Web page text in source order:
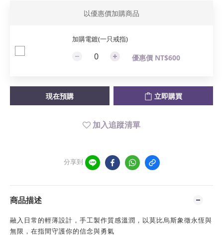
以優惠價加購商品
加購電鍍(一只戒指)
優惠價 NT$600
現在預購 立即購買
加入追蹤清單
分享到
商品描述
融入日常的輕薄設計，手工製作質感溫潤，以莫比烏斯象徵永恆與
無限，在指間守護你的信念與勇氣